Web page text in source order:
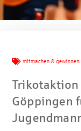
mitmachen & gewinnen
Trikotaktion
Göppingen